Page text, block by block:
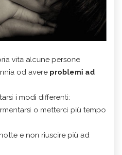
vita alcune persone
od avere problemi ad
i modi differenti:
o metterci più tempo
e non riuscire più ad